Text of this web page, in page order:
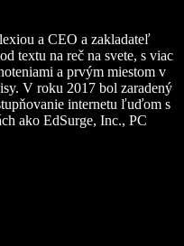
a CEO a zakladateľ
textu na reč na svete, s viac
a prvým miestom v
V roku 2017 bol zaradený
internetu ľuďom s
ako EdSurge, Inc., PC